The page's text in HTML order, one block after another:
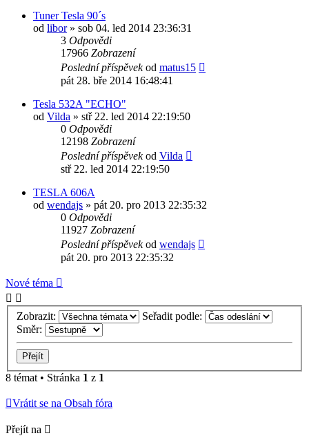
Tuner Tesla 90´s
od libor» sob 04. led 2014 23:36:31
3 Odpovědi
17966 Zobrazení
Poslední příspěvekod matus15
pát 28. bře 2014 16:48:41
Tesla 532A "ECHO"
od Vilda » stř 22. led 2014 22:19:50
0 Odpovědi
12198 Zobrazení
Poslední příspěvekod Vilda
stř 22. led 2014 22:19:50
TESLA 606A
od wendajs » pát 20. pro 2013 22:35:32
0 Odpovědi
11927 Zobrazení
Poslední příspěvekod wendajs
pát 20. pro 2013 22:35:32
Nové téma
Zobrazit:
Seřadit podle:
Směr:
8 témat • Stránka 1 z 1
Vrátit se na Obsah fóra
Přejít na